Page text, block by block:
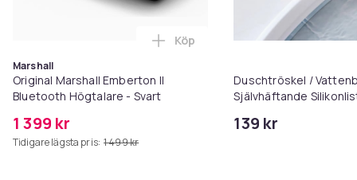
Marshall
Original Marshall Emberton II
Bluetooth Högtalare - Svart
1 399 kr
Tidigare lägsta pris: 1 499 kr
Lägg till Original Marshall
Köp
Duschtröskel /
Självhäftande
139 kr